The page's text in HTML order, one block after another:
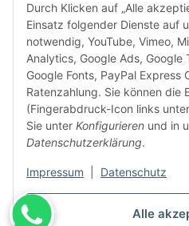
Alle
Durch Klicken auf „Alle
Einsatz folgender Dienste auf
notwendig, YouTube, Vimeo,
Analytics, Google Ads, Google
Google Fonts, PayPal Express
Ratenzahlung. Sie können die
(Fingerabdruck-Icon links
Sie unter Konfigurieren und in
Datenschutzerklärung.
Impressum Datenschutz